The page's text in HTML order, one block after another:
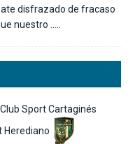
disfrazado de fracaso
nuestro